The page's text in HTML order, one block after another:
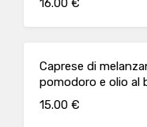
16.00 €
Caprese di
pomodoro e olio al
15.00 €